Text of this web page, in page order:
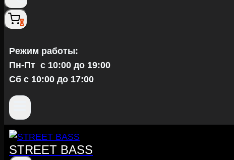
0
Режим работы:
Пн-Пт c 10:00 до 19:00
Сб с 10:00 до 17:00
STREET BASS